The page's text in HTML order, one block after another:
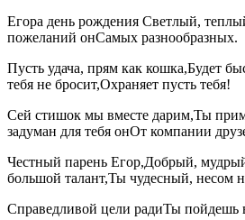
Егора день рождения Светлый,
пожеланий онСамых разнообразных.
Пусть удача, прям как кошка,Будет
тебя не бросит,Охраняет пусть тебя!
Сей стишок мы вместе дарим,Ты
задуман для тебя онОт компании
Честный парень Егор,Добрый,
большой талант,Ты чудесный, несом
Справедливой цели радиТы пойдешь